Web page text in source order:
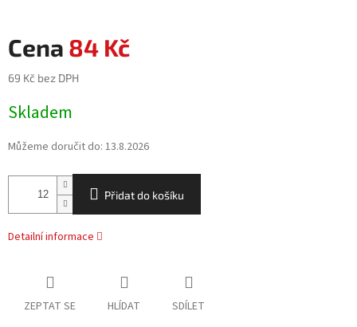
84 Kč
69 Kč bez DPH
cena:
Skladem
Můžeme doručit do: 13.8.2026
Přidat do košíku
Detailní informace
ZEPTAT SE HLÍDAT SDÍLET